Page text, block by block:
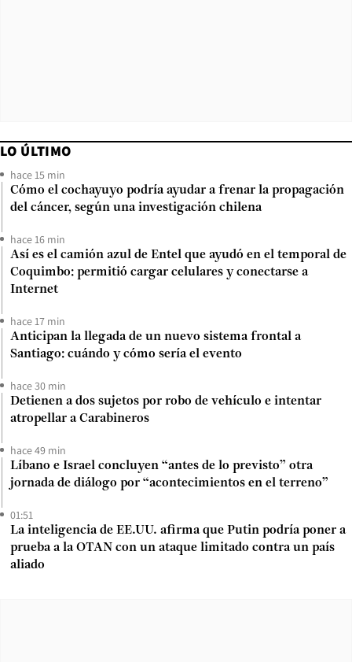
LO ÚLTIMO
hace 15 min
Cómo el cochayuyo podría ayudar a frenar la propagación
del cáncer, según una investigación chilena
hace 16 min
Así es el camión azul de Entel que ayudó en el temporal de
Coquimbo: permitió cargar celulares y conectarse a
Internet
hace 17 min
Anticipan la llegada de un nuevo sistema frontal a
Santiago: cuándo y cómo sería el evento
hace 30 min
Detienen a dos sujetos por robo de vehículo e intentar
atropellar a Carabineros
hace 49 min
Líbano e Israel concluyen “antes de lo previsto” otra
jornada de diálogo por “acontecimientos en el terreno”
01:51
La inteligencia de EE.UU. afirma que Putin podría poner a
prueba a la OTAN con un ataque limitado contra un país
aliado